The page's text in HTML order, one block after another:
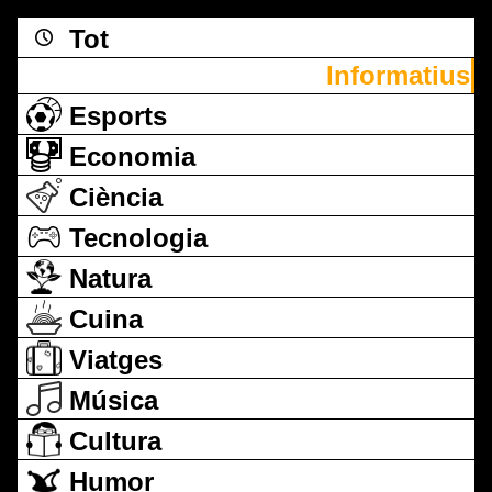
Tot
Informatius
Esports
Economia
Ciència
Tecnologia
Natura
Cuina
Viatges
Música
Cultura
Humor